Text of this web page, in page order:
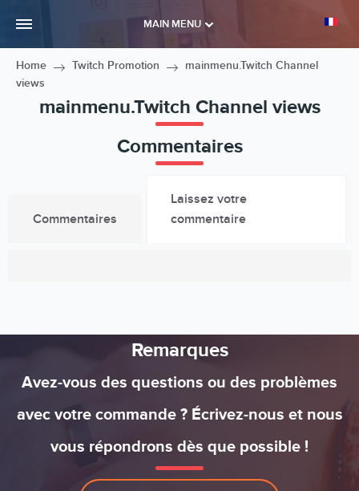
MAIN MENU
Home Twitch Promotion
mainmenu.Twitch Channel
views
mainmenu.Twitch Channel views
Commentaires
Commentaires
Laissez votre
commentaire
Remarques
Avez-vous des questions ou des problèmes
avec votre commande ? Écrivez-nous et nous
vous répondrons dès que possible !